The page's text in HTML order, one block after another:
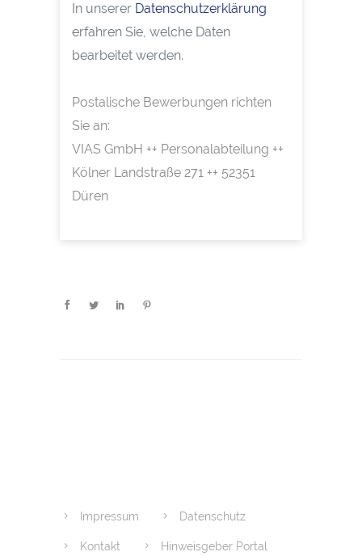
In unserer Datenschutzerklärung
erfahren Sie, welche Daten
bearbeitet werden.
Postalische Bewerbungen richten
Sie an:
VIAS GmbH ++ Personalabteilung ++
Kölner Landstraße 271 ++ 52351
Düren
Impressum Datenschutz
Kontakt Hinweisgeber Portal